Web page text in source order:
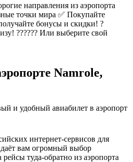
направления из аэропорта
точки мира ✅ Покупайте
бонусы и скидки! ?
?????? Или выберите свой
Namrole,
и удобный авиабилет в аэропорт
интернет-сервисов для
вам огромный выбор
туда-обратно из аэропорта